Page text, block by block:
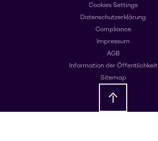
Cookies Settings
Datenschutzerklärung
Compliance
Impressum
AGB
Information der Öffentlichkeit
Sitemap